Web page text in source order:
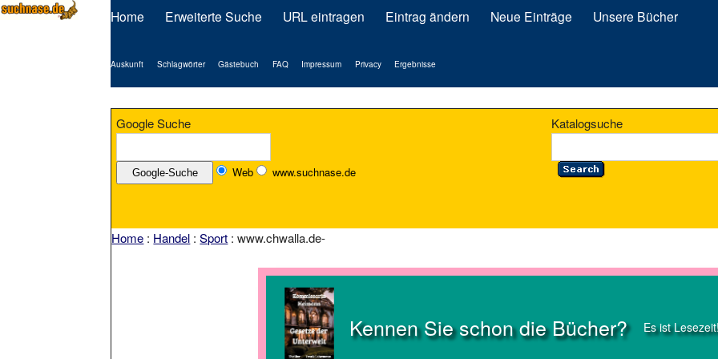
Home Erweiterte Suche URL eintragen Eintrag ändern Neue Einträge Unsere Bücher
Auskunft Schlagwörter Gästebuch FAQ Impressum Privacy Ergebnisse
Google Suche
Web www.suchnase.de
Katalogsuche
Home : Handel :Sport : www.chwalla.de-
Kennen Sie schon die Bücher? Es ist